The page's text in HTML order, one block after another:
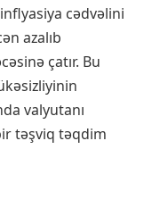
cədvəlini
azalıb
çatır. Bu
valyutanı
təşviq təqdim